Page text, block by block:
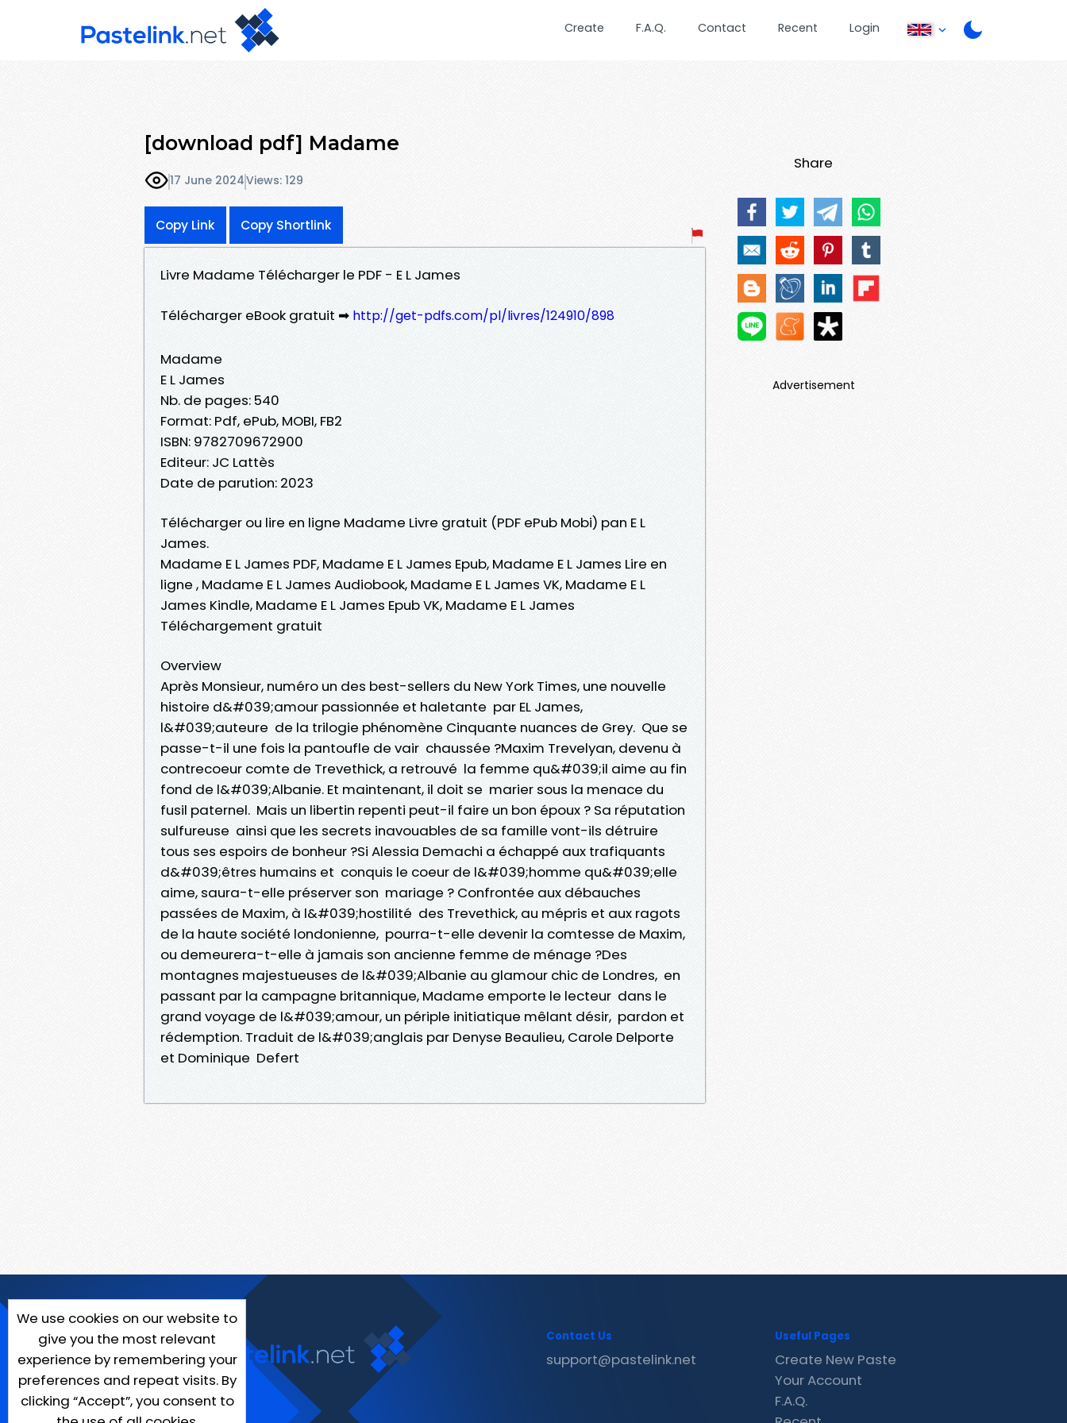
Create F.A.Q. Contact Recent Login
[download pdf] Madame
17 June 2024Views: 129
Copy Link Copy Shortlink
Livre Madame Télécharger le PDF - E L James
Télécharger eBook gratuit ➡ http://get-pdfs.com/pl/livres/124910/898
Madame
E L James
Nb. de pages: 540
Format: Pdf, ePub, MOBI, FB2
ISBN: 9782709672900
Editeur: JC Lattès
Date de parution: 2023
Télécharger ou lire en ligne Madame Livre gratuit (PDF ePub Mobi) pan E L
James.
Madame E L James PDF, Madame E L James Epub, Madame E L James Lire en
ligne , Madame E L James Audiobook, Madame E L James VK, Madame E L
James Kindle, Madame E L James Epub VK, Madame E L James
Téléchargement gratuit
Overview
Après Monsieur, numéro un des best-sellers du New York Times, une nouvelle
histoire d&#039;amour passionnée et haletante par EL James,
l&#039;auteure de la trilogie phénomène Cinquante nuances de Grey. Que se
passe-t-il une fois la pantoufle de vair chaussée ?Maxim Trevelyan, devenu à
contrecoeur comte de Trevethick, a retrouvé la femme qu&#039;il aime au fin
fond de l&#039;Albanie. Et maintenant, il doit se marier sous la menace du
fusil paternel. Mais un libertin repenti peut-il faire un bon époux ? Sa réputation
sulfureuse ainsi que les secrets inavouables de sa famille vont-ils détruire
tous ses espoirs de bonheur ?Si Alessia Demachi a échappé aux trafiquants
d&#039;êtres humains et conquis le coeur de l&#039;homme qu&#039;elle
aime, saura-t-elle préserver son mariage ? Confrontée aux débauches
passées de Maxim, à l&#039;hostilité des Trevethick, au mépris et aux ragots
de la haute société londonienne, pourra-t-elle devenir la comtesse de Maxim,
ou demeurera-t-elle à jamais son ancienne femme de ménage ?Des
montagnes majestueuses de l&#039;Albanie au glamour chic de Londres, en
passant par la campagne britannique, Madame emporte le lecteur dans le
grand voyage de l&#039;amour, un périple initiatique mêlant désir, pardon et
rédemption. Traduit de l&#039;anglais par Denyse Beaulieu, Carole Delporte
et Dominique Defert
Share
Advertisement
We use cookies on our website to
give you the most relevant
experience by remembering your
preferences and repeat visits. By
clicking “Accept”, you consent to
Contact Us
support@pastelink.net
Useful Pages
Create New Paste
Your Account
F.A.Q.